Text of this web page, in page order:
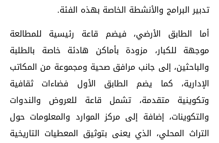
تدبير البرامج والأنشطة الخاصة بهذه الفئة.
أما الطابق الأرضي، فيضم قاعة رئيسية للمطالعة
موجهة للكبار، مزودة بأماكن هادئة خاصة بالطلبة
والباحثين، إلى جانب مرافق صحية ومجموعة من المكاتب
الإدارية، كما يضم الطابق الأول فضاءات ثقافية
وتكوينية متقدمة، تشمل قاعة للعروض والندوات
والتكوينات، إضافة إلى مركز الموارد والمعلومات حول
التراث المحلي، الذي يعنى بتوثيق المعطيات التاريخية